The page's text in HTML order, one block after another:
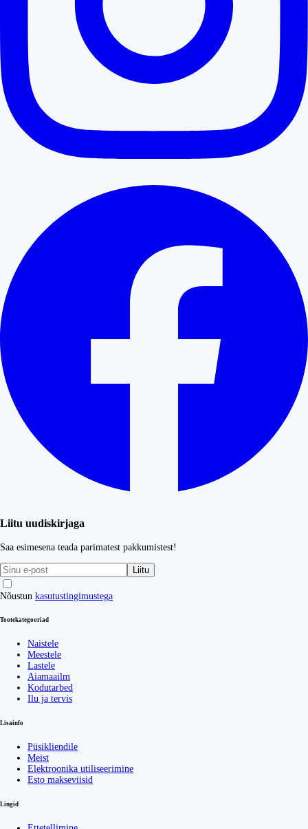
Liitu uudiskirjaga
Saa esimesena teada parimatest pakkumistest!
Liitu
Nõustun kasutustingimustega
Tootekategooriad
Naistele
Meestele
Lastele
Aiamaailm
Kodutarbed
Ilu ja tervis
Lisainfo
Püsikliendile
Meist
Elektroonika utiliseerimine
Esto makseviisid
Lingid